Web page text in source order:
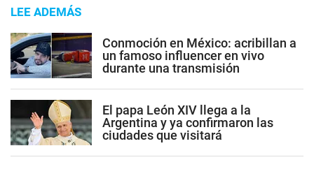
LEE ADEMÁS
Conmoción en México: acribillan a
un famoso influencer en vivo
durante una transmisión
El papa León XIV llega a la
Argentina y ya confirmaron las
ciudades que visitará